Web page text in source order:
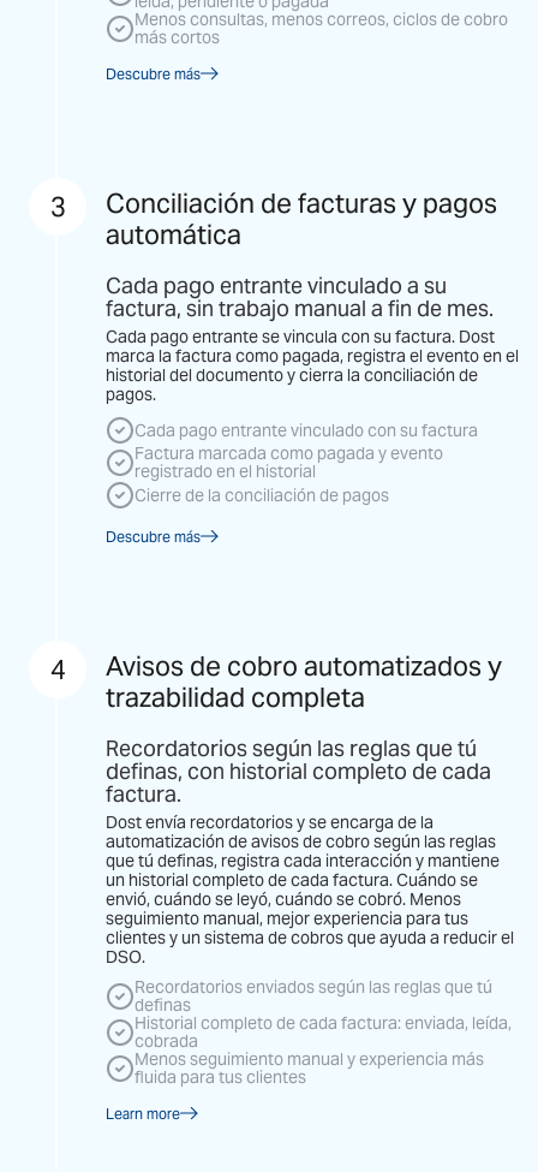
Menos consultas, menos correos, ciclos de cobro
más cortos
Descubre más
3
Conciliación de facturas y pagos
automática
Cada pago entrante vinculado a su
factura, sin trabajo manual a fin de mes.
Cada pago entrante se vincula con su factura. Dost
marca la factura como pagada, registra el evento en el
historial del documento y cierra la conciliación de
pagos.
Cada pago entrante vinculado con su factura
Factura marcada como pagada y evento
registrado en el historial
Cierre de la conciliación de pagos
Descubre más
4
Avisos de cobro automatizados y
trazabilidad completa
Recordatorios según las reglas que tú
definas, con historial completo de cada
factura.
Dost envía recordatorios y se encarga de la
automatización de avisos de cobro según las reglas
que tú definas, registra cada interacción y mantiene
un historial completo de cada factura. Cuándo se
envió, cuándo se leyó, cuándo se cobró. Menos
seguimiento manual, mejor experiencia para tus
clientes y un sistema de cobros que ayuda a reducir el
DSO.
Recordatorios enviados según las reglas que tú
definas
Historial completo de cada factura: enviada, leída,
cobrada
Menos seguimiento manual y experiencia más
fluida para tus clientes
Learn more